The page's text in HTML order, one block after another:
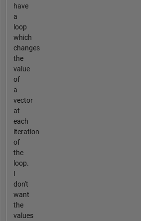
have
a
loop
which
changes
the
value
of
a
vector
at
each
iteration
of
the
loop.
I
don't
want
the
values